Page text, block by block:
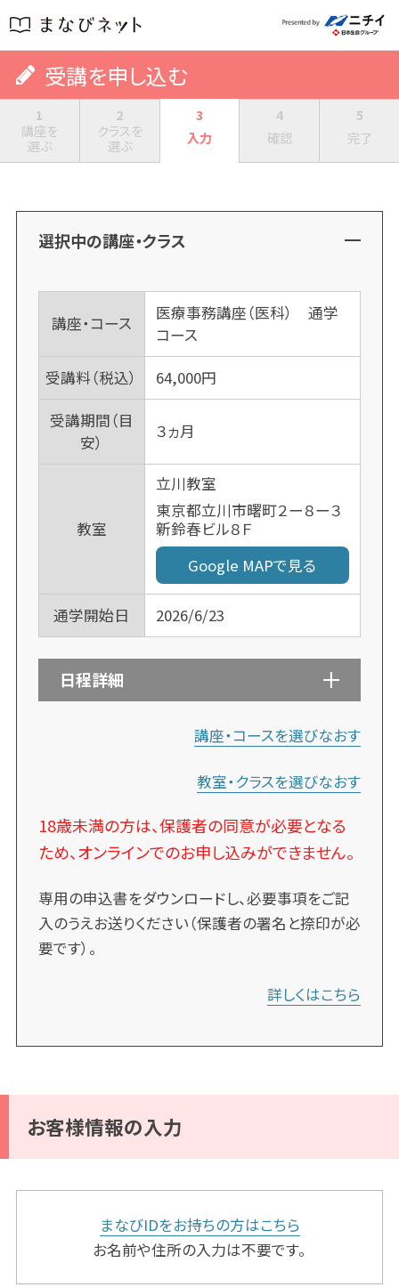
受講を申し込む
1
講座を
選ぶ
2
クラスを
選ぶ
3
入力
4
確認
5
完了
選択中の講座・クラス
講座・コース
医療事務講座（医科） 通学
コース
受講料（税込）
64,000円
受講期間（目
安）
３ヵ月
教室
立川教室
東京都立川市曙町２ー８ー３
新鈴春ビル８Ｆ
Google MAPで見る
通学開始日 2026/6/23
日程詳細
講座・コースを選びなおす
教室・クラスを選びなおす
18歳未満の方は、保護者の同意が必要となる
ため、オンラインでのお申し込みができません。
専用の申込書をダウンロードし、必要事項をご記
入のうえお送りください（保護者の署名と捺印が必
要です）。
詳しくはこちら
お客様情報の入力
まなびIDをお持ちの方はこちら
お名前や住所の入力は不要です。